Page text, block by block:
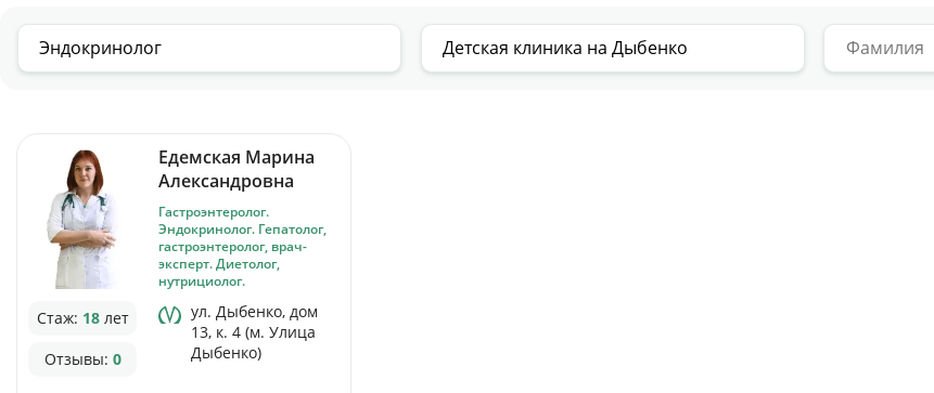
Едемская Марина
Александровна
Гастроэнтеролог.
Эндокринолог. Гепатолог,
гастроэнтеролог, врач-
эксперт. Диетолог,
нутрициолог.
Стаж: 18лет
Отзывы: 0
ул. Дыбенко, дом
13, к. 4 (м. Улица
Дыбенко)
О нас